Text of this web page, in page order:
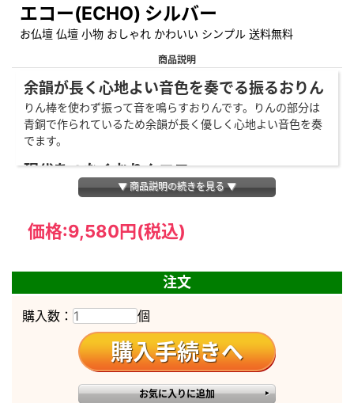
エコー(ECHO) シルバー
お仏壇 仏壇 小物 おしゃれ かわいい シンプル 送料無料
商品説明
余韻が長く心地よい音色を奏でる振るおりん
りん棒を使わず振って音を鳴らすおりんです。りんの部分は
青銅で作られているため余韻が長く優しく心地よい音色を奏
でます。
現代をつなぐおりんエコー
デザインは音を重視したシンプルな形状をしています。エコ
テリアとしてご使用ください。
円錐型のかわいい個性的なおりんです。丸みを帯びた三角フ
ォルムが何とも言えず愛らしく、デザイン、音色ともにこだ
わって作られたおりんです。
高さ度な技術で造り上げるmade in Japan
仏具の本場として長い歴史のある富山県高さ岡市で作られた
エコー。古くより継承されてきた伝統の技と、高さ度な鍛造
技術を用いて高さ品質で美しい音色を響かせます。
▼ 商品説明の続きを見る ▼
価格:9,580円 (税込)
注文
購入数： 個